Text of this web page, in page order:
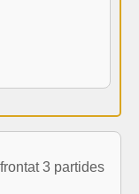
3 partides